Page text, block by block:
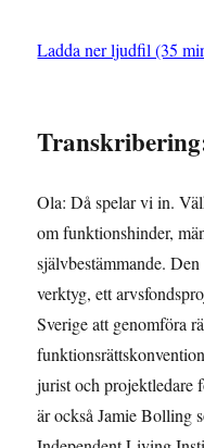
Ladda ner ljudfil (35
Ola: Då spelar vi in.
om funktionshinder,
självbestämmande.
verktyg, ett
Sverige att genomföra
jurist och projektledare
är också Jamie Bolling